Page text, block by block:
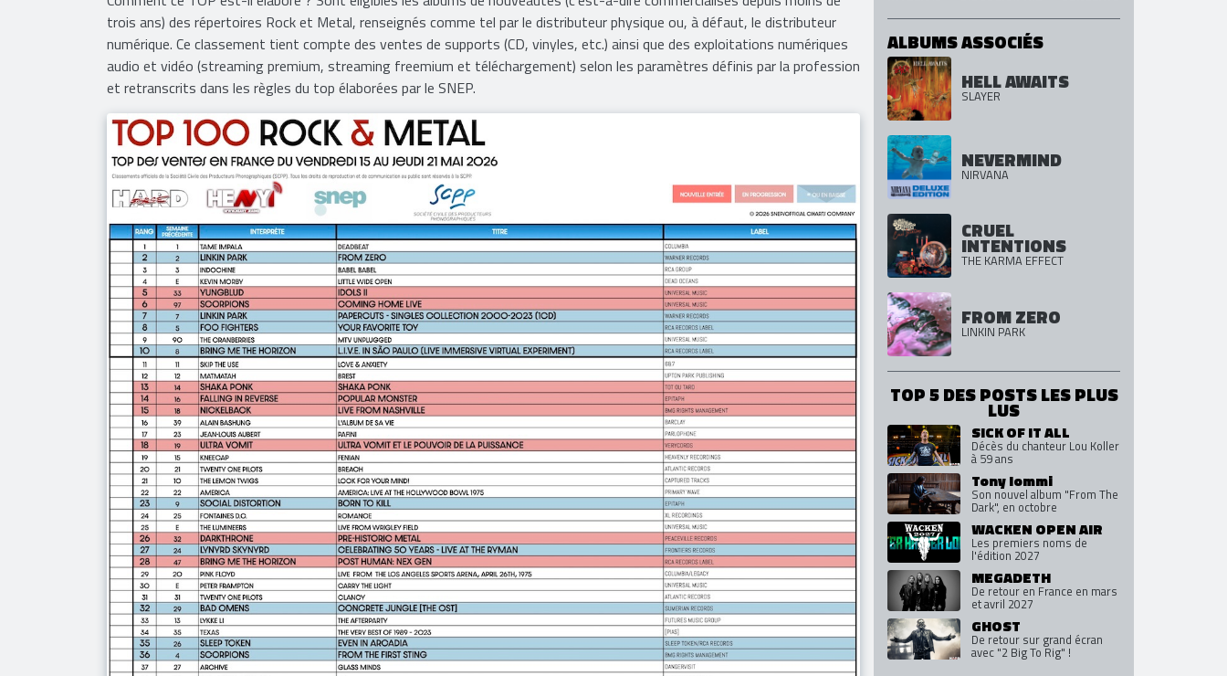
Il ne s'agit pas du choix éditorial de nos équipes, mais du reflet des ventes françaises.
Comment ce TOP est-il élaboré ? Sont éligibles les albums de nouveautés (c’est-à-dire commercialisés depuis moins de
trois ans) des répertoires Rock et Metal, renseignés comme tel par le distributeur physique ou, à défaut, le distributeur
numérique. Ce classement tient compte des ventes de supports (CD, vinyles, etc.) ainsi que des exploitations numériques
audio et vidéo (streaming premium, streaming freemium et téléchargement) selon les paramètres définis par la profession
et retranscrits dans les règles du top élaborées par le SNEP.
DISCOGRAPHIE
ALBUMS ASSOCIÉS
CRUEL
TOP 5 DES POSTS LES PLUS
LUS
SICK OF IT ALL
Décès du chanteur Lou Koller
à 59 ans
Tony Iommi
Son nouvel album "From The
Dark", en octobre
WACKEN OPEN AIR
Les premiers noms de
l'édition 2027
MEGADETH
De retour en France en mars
et avril 2027
GHOST